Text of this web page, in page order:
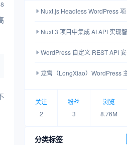
关注
2
粉丝
3
浏览
8.76M
分类标签